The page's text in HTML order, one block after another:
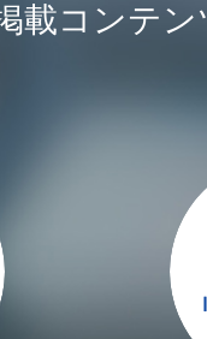
載コンテ